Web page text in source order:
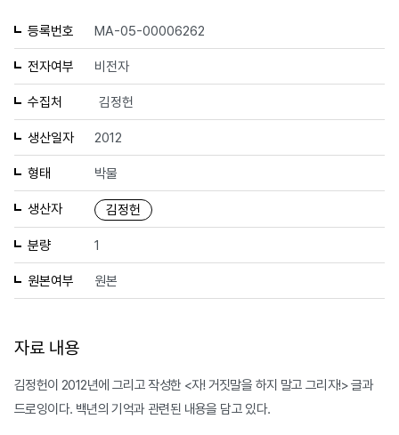
등록번호 MA-05-00006262
전자여부 비전자
수집처 김정헌
생산일자 2012
형태 박물
생산자 김정헌
분량 1
원본여부 원본
자료 내용
김정헌이 2012년에 그리고 작성한 <자! 거짓말을 하지 말고 그리자!> 글과
드로잉이다. 백년의 기억과 관련된 내용을 담고 있다.